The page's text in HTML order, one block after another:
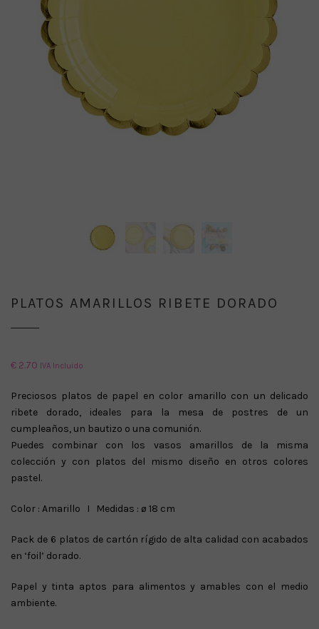
PLATOS AMARILLOS RIBETE DORADO
€ 2.70 IVA Incluido
Preciosos platos de papel en color amarillo con un delicado
ribete dorado, ideales para la mesa de postres de un
cumpleaños, un bautizo o una comunión.
Puedes combinar con los vasos amarillos de la misma
colección y con platos del mismo diseño en otros colores
pastel.
Color : Amarillo I Medidas : ø 18 cm
Pack de 6 platos de cartón rígido de alta calidad con acabados
en ‘foil’ dorado.
Papel y tinta aptos para alimentos y amables con el medio
ambiente.